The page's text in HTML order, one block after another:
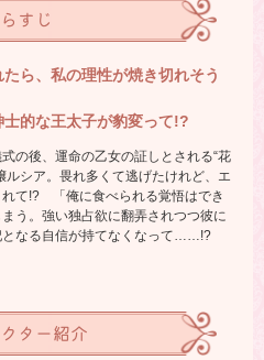
すじ
ら、私の理性が焼き切れそう
的な王太子が豹変って!?
の後、運命の乙女の証しとされる“花
ルシア。畏れ多くて逃げたけれど、エ
て!? 「俺に食べられる覚悟はでき
う。強い独占欲に翻弄されつつ彼に
となる自信が持てなくなって……!?
ター紹介